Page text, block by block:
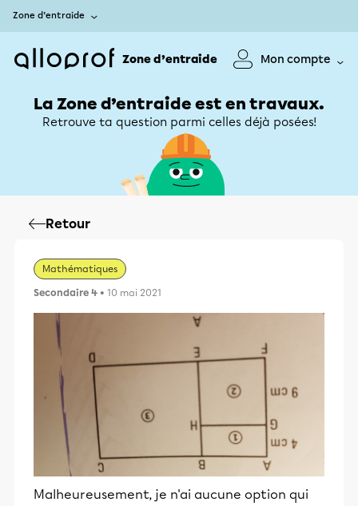
Zone d’entraide
Zone d’entraide Mon compte
La Zone d’entraide est en travaux.
Retrouve ta question parmi celles déjà posées!
Retour
Mathématiques
Secondaire 4 • 10 mai 2021
Malheureusement, je n'ai aucune option qui